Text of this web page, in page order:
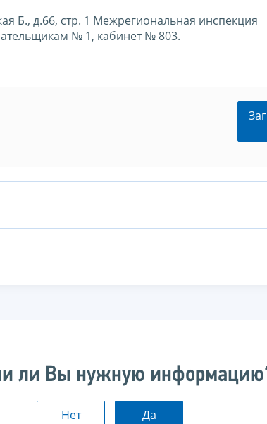
Б., д.66, стр. 1 Межрегиональная инспекция
№ 1, кабинет № 803.
ли Вы нужную
Нет Да